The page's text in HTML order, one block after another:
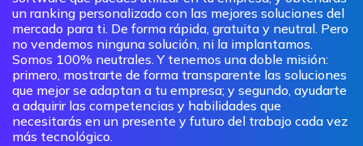
un ranking personalizado con las mejores soluciones del
mercado para ti. De forma rápida, gratuita y neutral. Pero
no vendemos ninguna solución, ni la implantamos.
Somos 100% neutrales. Y tenemos una doble misión:
primero, mostrarte de forma transparente las soluciones
que mejor se adaptan a tu empresa; y segundo, ayudarte
a adquirir las competencias y habilidades que
necesitarás en un presente y futuro del trabajo cada vez
más tecnológico.